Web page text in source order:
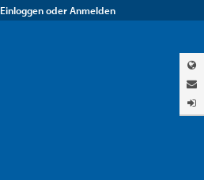
Einloggen oder Anmelden